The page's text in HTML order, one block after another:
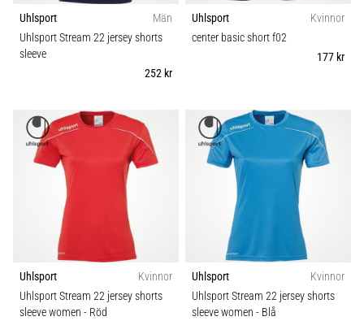
Uhlsport
Män
Uhlsport Stream 22 jersey shorts
sleeve
252 kr
Uhlsport
Kvinnor
center basic short f02
177 kr
Uhlsport
Kvinnor
Uhlsport Stream 22 jersey shorts
sleeve women - Röd
Uhlsport
Kvinnor
Uhlsport Stream 22 jersey shorts
sleeve women - Blå